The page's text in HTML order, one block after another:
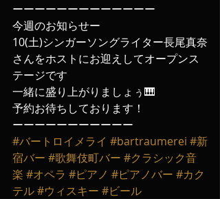
ーーーーーーーーーーーーー
今週のお知らせー
10(土)シンガーソングライター長尾真奈
さんをホストにお迎えしてオープンス
テージです
一緒に盛り上がりましょぅ🎹
予約お待ちしております！
ーーーーーーーーーーー
#バートロイメライ #bartraumerei #新
宿バー #歌舞伎町バー #クラシック音
楽 #オペラ #ピアノ #ピアノバー #カク
テル#ウィスキー #ビール